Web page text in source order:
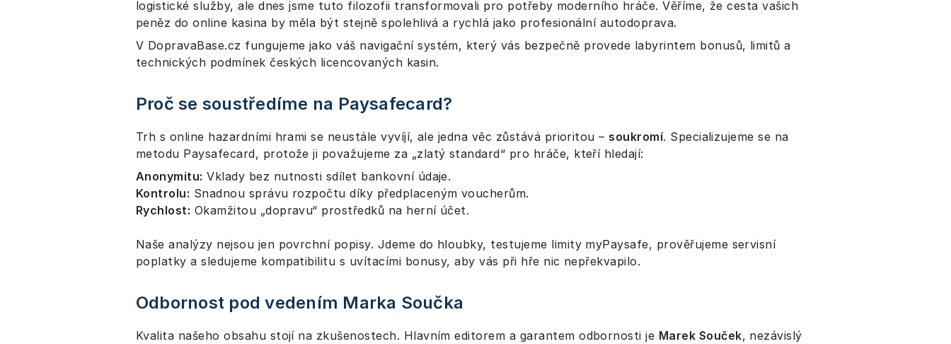
logistické služby, ale dnes jsme tuto filozofii transformovali pro potřeby moderního hráče. Věříme, že cesta vašich
peněz do online kasina by měla být stejně spolehlivá a rychlá jako profesionální autodoprava.
V DopravaBase.cz fungujeme jako váš navigační systém, který vás bezpečně provede labyrintem bonusů, limitů a
technických podmínek českých licencovaných kasin.
Proč se soustředíme na Paysafecard?
Trh s online hazardními hrami se neustále vyvíjí, ale jedna věc zůstává prioritou – soukromí. Specializujeme se na
metodu Paysafecard, protože ji považujeme za „zlatý standard“ pro hráče, kteří hledají:
Anonymitu: Vklady bez nutnosti sdílet bankovní údaje.
Kontrolu: Snadnou správu rozpočtu díky předplaceným voucherům.
Rychlost: Okamžitou „dopravu“ prostředků na herní účet.
Naše analýzy nejsou jen povrchní popisy. Jdeme do hloubky, testujeme limity myPaysafe, prověřujeme servisní
poplatky a sledujeme kompatibilitu s uvítacími bonusy, aby vás při hře nic nepřekvapilo.
Odbornost pod vedením Marka Součka
Kvalita našeho obsahu stojí na zkušenostech. Hlavním editorem a garantem odbornosti je Marek Souček, nezávislý